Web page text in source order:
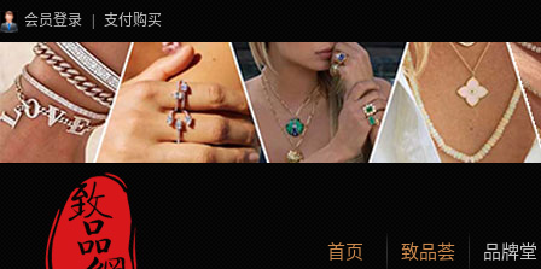
会员登录 支付购买
首页 致品荟 品牌堂